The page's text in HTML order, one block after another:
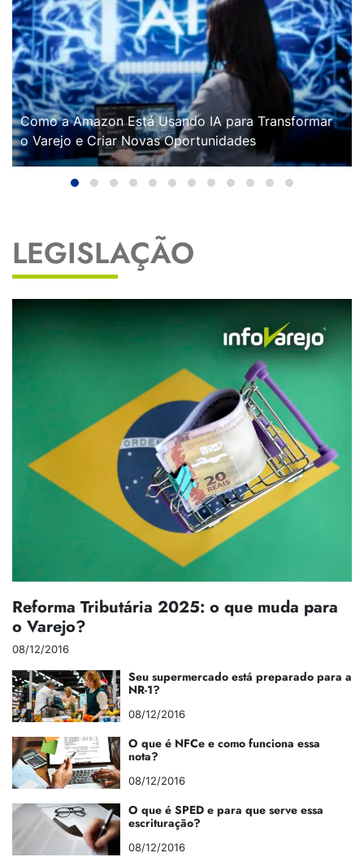
Como a Amazon Está Usando IA para Transformar
o Varejo e Criar Novas Oportunidades
LEGISLAÇÃO
Reforma Tributária 2025: o que muda para
o Varejo?
08/12/2016
Seu supermercado está preparado para a
NR-1?
08/12/2016
O que é NFCe e como funciona essa
nota?
08/12/2016
O que é SPED e para que serve essa
escrituração?
08/12/2016